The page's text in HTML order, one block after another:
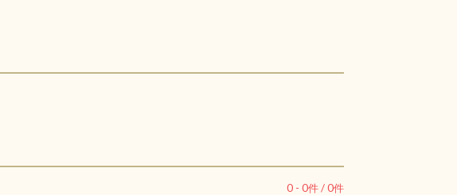
0 - 0件 /0件